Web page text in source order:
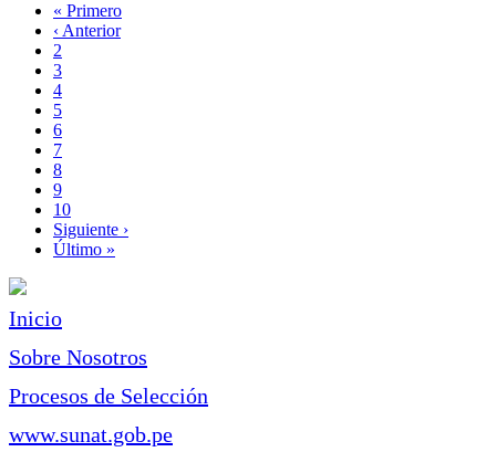
Paginación
Primera
página
« Primero
Página
anterior
‹ Anterior
Page
2
Page
3
Page
4
Page
5
Página
actual
6
Page
7
Page
8
Page
9
Page
10
Siguiente
página
Siguiente ›
Última
Último »
Inicio
Sobre Nosotros
Procesos de Selección
www.sunat.gob.pe